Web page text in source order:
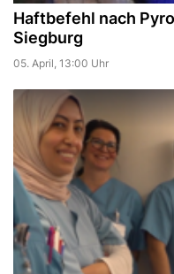
Haftbefehl nach
Siegburg
05. April, 13:00 Uhr